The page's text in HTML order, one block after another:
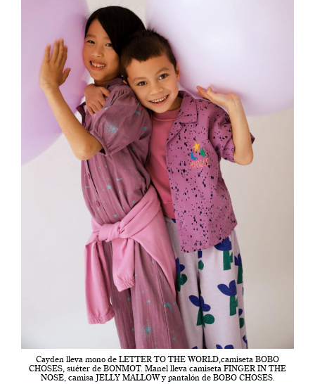
Cayden lleva mono de LETTER TO THE WORLD,camiseta BOBO
CHOSES, suéter de BONMOT. Manel lleva camiseta FINGER IN THE
NOSE, camisa JELLY MALLOW y pantalón de BOBO CHOSES.